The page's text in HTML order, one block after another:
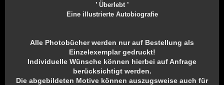
’ Überlebt ’
Eine illustrierte Autobiografie
Alle Photobücher werden nur auf Bestellung als
Einzelexemplar gedruckt!
Individuelle Wünsche können hierbei auf Anfrage
berücksichtigt werden.
Die abgebildeten Motive können auszugsweise auch für